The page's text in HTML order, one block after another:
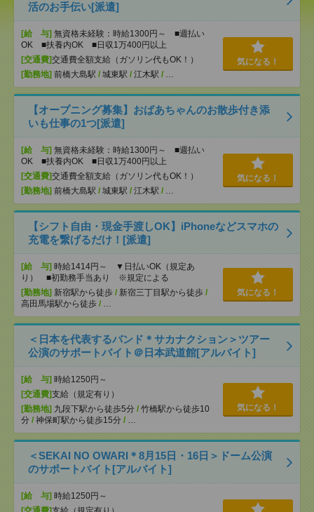
活のお手伝い[派遣]
[給 与] 無資格未経験：時給1300円～ ■週払い
OK ■扶養内OK ■日収1万400円以上
[交通費]交通費全額支給（ガソリン代もOK！）
[勤務地] 前橋大島駅 / 城東駅 / 江木駅 / …
気になる！
【オープニング募集】おばあちゃんのお散歩付き添
いも仕事の1つ[派遣]
[給 与] 無資格未経験：時給1300円～ ■週払い
OK ■扶養内OK ■日収1万400円以上
[交通費]交通費全額支給（ガソリン代もOK！）
[勤務地] 前橋大島駅 / 城東駅 / 江木駅 / …
気になる！
【シフト自由・現金手渡しOK】iPhoneなどスマホの
充電を繋げるだけ！[派遣]
[給 与] 時給1414円～ ▼日払いOK（規定あ
り） ■初勤務手当あり ※規定による
[勤務地] 新宿駅から徒歩 / 新宿三丁目駅から徒歩 /
高田馬場駅から徒歩 / …
気になる！
＜日本を代表するバンド＊サカナクション＞ツアー
公演のサポートバイト＠日本武道館[アルバイト]
[給 与] 時給1250円～
[交通費]支給（規定有り）
[勤務地] 九段下駅から徒歩5分 / 竹橋駅から徒歩10
分 / 神保町駅から徒歩15分 / …
気になる！
＜SEKAI NO OWARI＊8月15日・16日＞ドーム公演
のサポートバイト[アルバイト]
[給 与] 時給1250円～